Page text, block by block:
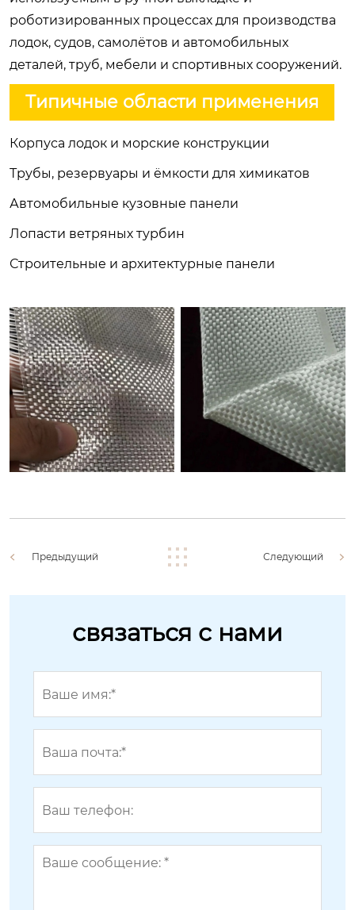
роботизированных процессах для производства
лодок, судов, самолётов и автомобильных
деталей, труб, мебели и спортивных сооружений.
Типичные области применения
Корпуса лодок и морские конструкции
Трубы, резервуары и ёмкости для химикатов
Автомобильные кузовные панели
Лопасти ветряных турбин
Строительные и архитектурные панели
Предыдущий Следующий
связаться с нами